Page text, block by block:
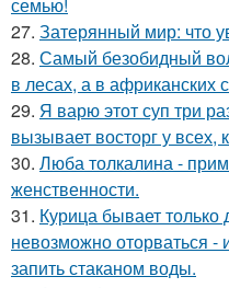
27. Затерянный мир: что
28. Самый безобидный
в лесах, а в африканских
29. Я варю этот суп три
вызывает восторг у всех,
30. Люба толкалина -
женственности.
31. Курица бывает только
невозможно оторваться -
запить стаканом воды.